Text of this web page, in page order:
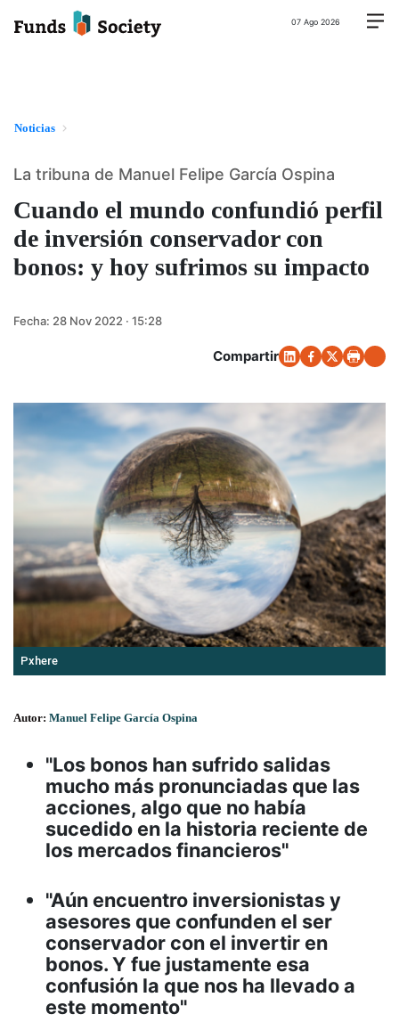
07 Ago 2026
Noticias
Cuando el mundo confundió perfil
de inversión conservador con
bonos: y hoy sufrimos su impacto
La tribuna de Manuel Felipe García Ospina
Fecha: 28 Nov 2022 · 15:28
Compartir
Pxhere
Autor: Manuel Felipe García Ospina
"Los bonos han sufrido salidas
mucho más pronunciadas que las
acciones, algo que no había
sucedido en la historia reciente de
los mercados financieros"
"Aún encuentro inversionistas y
asesores que confunden el ser
conservador con el invertir en
bonos. Y fue justamente esa
confusión la que nos ha llevado a
este momento"